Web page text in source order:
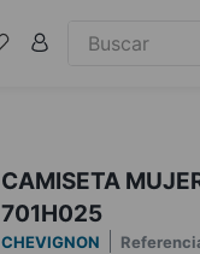
CAMISETA
701H025
CHEVIGNON